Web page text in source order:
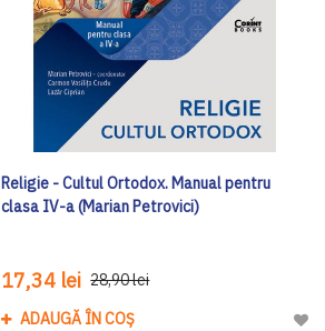
Religie - Cultul Ortodox. Manual pentru
clasa IV-a (Marian Petrovici)
17,34 lei 28,90 lei
ADAUGĂ ÎN COȘ